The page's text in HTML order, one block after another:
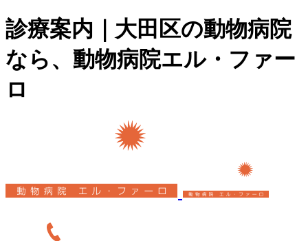
診療案内｜大田区の動物病院
なら、動物病院エル・ファー
ロ